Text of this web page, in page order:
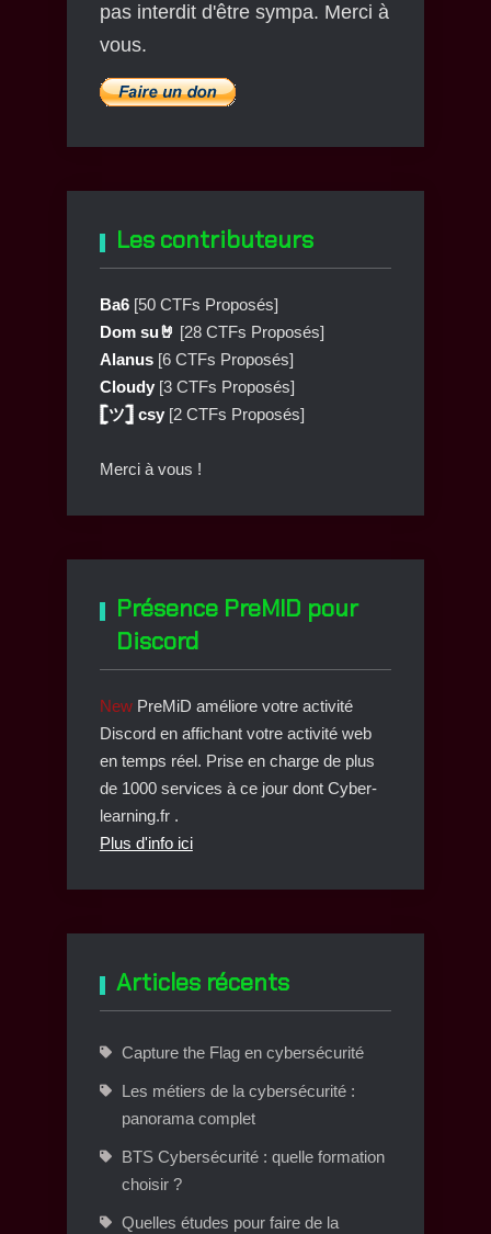
pas interdit d'être sympa. Merci à
vous.
Les contributeurs
Ba6[50 CTFs Proposés]
Dom su🤘 [28 CTFs Proposés]
Alanus[6 CTFs Proposés]
Cloudy[3 CTFs Proposés]
𓊈ツ𓊉 csy[2 CTFs Proposés]
Merci à vous !
Présence PreMID pour
Discord
NewPreMiD améliore votre activité
Discord en affichant votre activité web
en temps réel. Prise en charge de plus
de 1000 services à ce jour dont Cyber-
learning.fr .
Plus d'info ici
Articles récents
Capture the Flag en cybersécurité
Les métiers de la cybersécurité :
panorama complet
BTS Cybersécurité : quelle formation
choisir ?
Quelles études pour faire de la